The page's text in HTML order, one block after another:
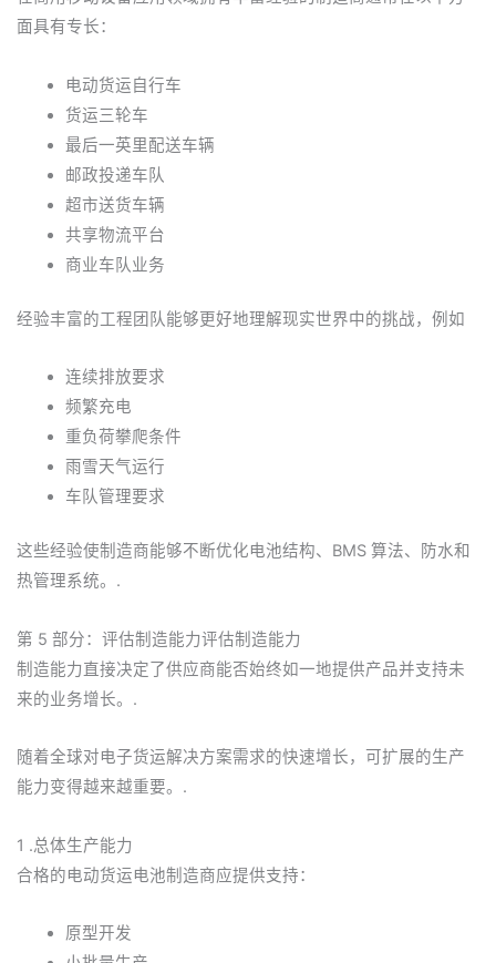
面具有专长：
电动货运自行车
货运三轮车
最后一英里配送车辆
邮政投递车队
超市送货车辆
共享物流平台
商业车队业务
经验丰富的工程团队能够更好地理解现实世界中的挑战，例如
连续排放要求
频繁充电
重负荷攀爬条件
雨雪天气运行
车队管理要求
这些经验使制造商能够不断优化电池结构、BMS 算法、防水和
热管理系统。.
第 5 部分：评估制造能力评估制造能力
制造能力直接决定了供应商能否始终如一地提供产品并支持未
来的业务增长。.
随着全球对电子货运解决方案需求的快速增长，可扩展的生产
能力变得越来越重要。.
1 .总体生产能力
合格的电动货运电池制造商应提供支持：
原型开发